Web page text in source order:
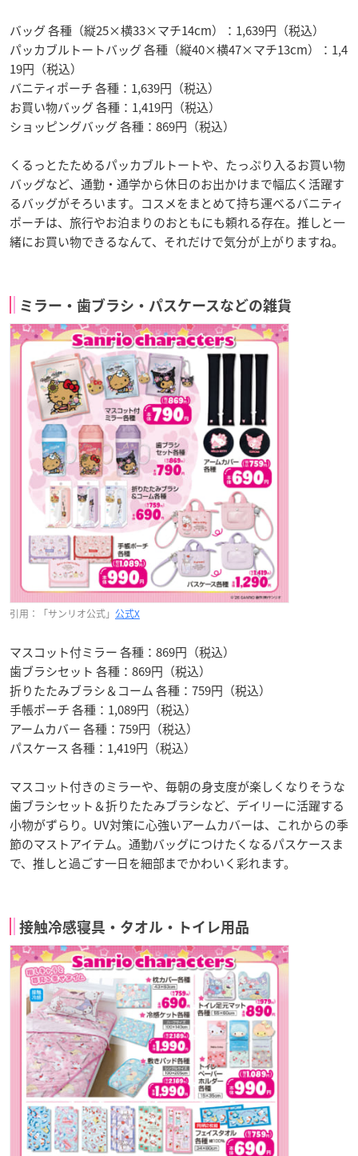
バッグ 各種（縦25×横33×マチ14cm）：1,639円（税込）
パッカブルトートバッグ 各種（縦40×横47×マチ13cm）：1,4
19円（税込）
バニティポーチ 各種：1,639円（税込）
お買い物バッグ 各種：1,419円（税込）
ショッピングバッグ 各種：869円（税込）
くるっとたためるパッカブルトートや、たっぷり入るお買い物
バッグなど、通勤・通学から休日のお出かけまで幅広く活躍す
るバッグがそろいます。コスメをまとめて持ち運べるバニティ
ポーチは、旅行やお泊まりのおともにも頼れる存在。推しと一
緒にお買い物できるなんて、それだけで気分が上がりますね。
ミラー・歯ブラシ・パスケースなどの雑貨
引用：「サンリオ公式」 公式X
マスコット付ミラー 各種：869円（税込）
歯ブラシセット 各種：869円（税込）
折りたたみブラシ＆コーム 各種：759円（税込）
手帳ポーチ 各種：1,089円（税込）
アームカバー 各種：759円（税込）
パスケース 各種：1,419円（税込）
マスコット付きのミラーや、毎朝の身支度が楽しくなりそうな
歯ブラシセット＆折りたたみブラシなど、デイリーに活躍する
小物がずらり。UV対策に心強いアームカバーは、これからの季
節のマストアイテム。通勤バッグにつけたくなるパスケースま
で、推しと過ごす一日を細部までかわいく彩れます。
接触冷感寝具・タオル・トイレ用品